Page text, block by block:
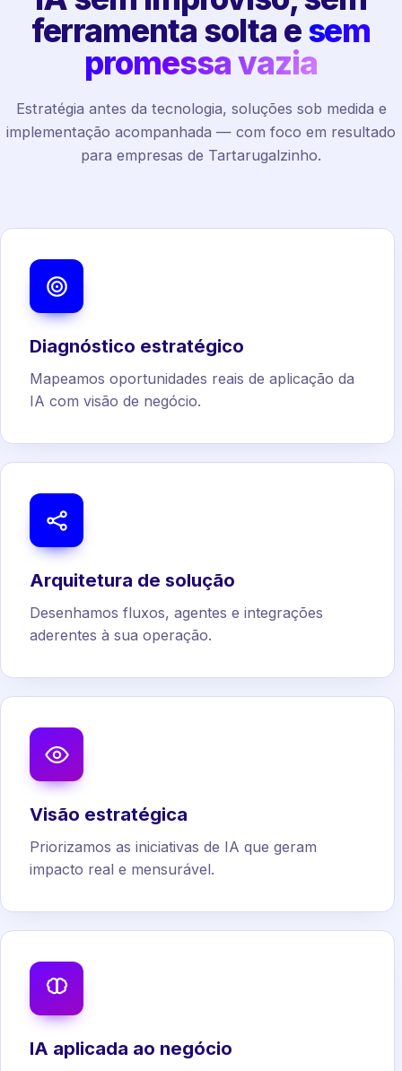
ferramenta solta esem
promessa vazia
Estratégia antes da tecnologia, soluções sob medida e
implementação acompanhada — com foco em resultado
para empresas de Tartarugalzinho.
Diagnóstico estratégico
Mapeamos oportunidades reais de aplicação da
IA com visão de negócio.
Arquitetura de solução
Desenhamos fluxos, agentes e integrações
aderentes à sua operação.
Visão estratégica
Priorizamos as iniciativas de IA que geram
impacto real e mensurável.
IA aplicada ao negócio